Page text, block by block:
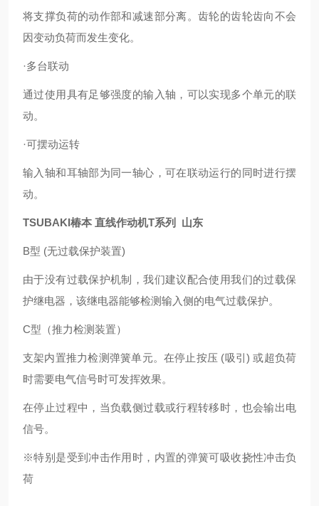
将支撑负荷的动作部和减速部分离。齿轮的齿轮齿向不会
因变动负荷而发生变化。
·多台联动
通过使用具有足够强度的输入轴，可以实现多个单元的联
动。
·可摆动运转
输入轴和耳轴部为同一轴心，可在联动运行的同时进行摆
动。
TSUBAKI椿本 直线作动机T系列 山东
B型 (无过载保护装置)
由于没有过载保护机制，我们建议配合使用我们的过载保
护继电器，该继电器能够检测输入侧的电气过载保护。
C型（推力检测装置）
支架内置推力检测弹簧单元。在停止按压 (吸引) 或超负荷
时需要电气信号时可发挥效果。
在停止过程中，当负载侧过载或行程转移时，也会输出电
信号。
※特别是受到冲击作用时，内置的弹簧可吸收挠性冲击负
荷